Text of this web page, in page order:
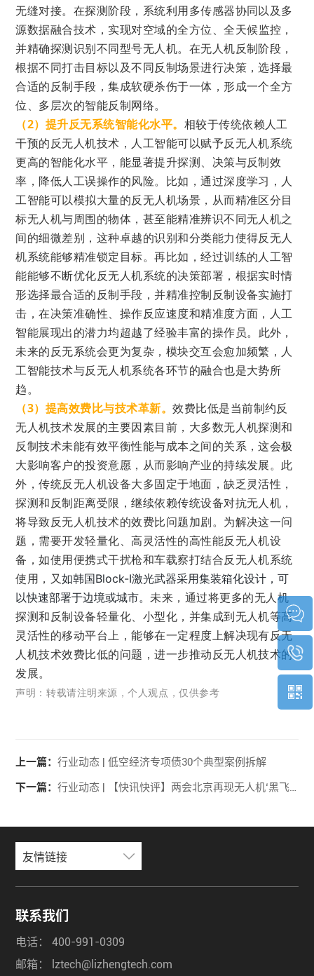
无缝对接。在探测阶段，系统利用多传感器协同以及多
源数据融合技术 ，实现对空域的全方位、全天候监控，
并精确探测识别不同型号无人机。在无人机反制阶段，
根据不同打击目标以及不同反制场景进行决策，选择最
合适的反制手段，集成软硬杀伤于一体，形成一个全方
位、多层次的智能反制网络。
（2）提升反无系统智能化水平。 相较于传统依赖人工
干预的反无人机技术，人工智能可以赋予反无人机系统
更高的智能化水平，能显著提升探测、决策与反制效
率，降低人工误操作的风险。比如，通过深度学习，人
工智能可以模拟大量的反无人机场景，从而精准区分目
标无人机与周围的物体，甚至能精准辨识不同无人机之
间的细微差别，这种卓越的识别和分类能力使得反无人
机系统能够精准锁定目标。再比如，经过训练的人工智
能能够不断优化反无人机系统的决策部署，根据实时情
形选择最合适的反制手段，并精准控制反制设备实施打
击，在决策准确性、操作反应速度和精准度方面，人工
智能展现出的潜力均超越了经验丰富的操作员。 此外，
未来的反无系统会更为复杂，模块交互会愈加频繁， 人
工智能技术与反无人机系统各环节的融合也是大势所
趋。
（3）提高效费比与技术革新。效费比低是当前制约反
无人机技术发展的主要因素目前，大多数无人机探测和
反制技术未能有效平衡性能与成本之间的关系，这会极
大影响客户的投资意愿，从而影响产业的持续发展。此
外，传统反无人机设备大多固定于地面，缺乏灵活性，
探测和反制距离受限，继续依赖传统设备对抗无人机，
将导致反无人机技术的效费比问题加剧。 为解决这一问
题，需要开发轻量化、高灵活性的高性能反无人机设
备，如使用便携式干扰枪和车载察打结合反无人机系统
使用，又如韩国Block-I激光武器采用集装箱化设计，可
以快速部署于边境或城市。 未来，通过将更多的无人机
探测和反制设备轻量化、小型化，并集成到无人机等高
灵活性的移动平台上，能够在一定程度上解决现有反无
人机技术效费比低的问题，进一步推动反无人机技术的
发展。
声明：转载请注明来源，个人观点，仅供参考
上一篇：行业动态 | 低空经济专项债30个典型案例拆解
下一篇：
行业动态 | 【快讯快评】两会北京再现无人机‘黑飞’！大疆御4Pro新图曝光，不能商用载客 小鹏汇天eVTOL适航审定条件征求意见
友情链接
联系我们
电话：
400-991-0309
邮箱：
lztech@lizhengtech.com